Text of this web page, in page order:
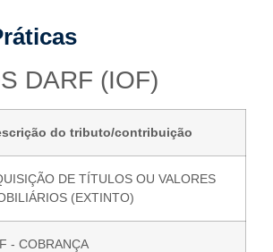
DARF (IOF)
do tributo/contribuição
DE TÍTULOS OU VALORES
(EXTINTO)
- COBRANÇA